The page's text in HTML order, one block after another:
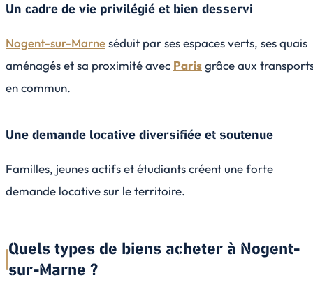
Un cadre de vie privilégié et bien desservi
Nogent-sur-Marneséduit par ses espaces verts, ses quais
aménagés et sa proximité avec Parisgrâce aux
en commun.
Une demande locative diversifiée et soutenue
Familles, jeunes actifs et étudiants créent une forte
demande locative sur le territoire.
Quels types de biens acheter à Nogent-
sur-Marne ?